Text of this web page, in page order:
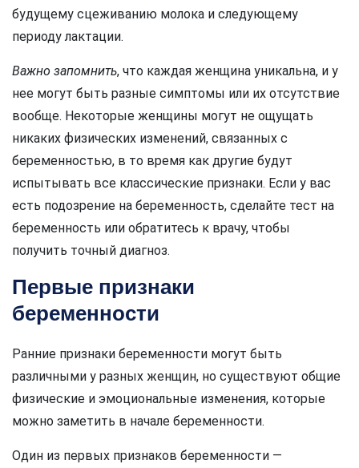
будущему сцеживанию молока и следующему
периоду лактации.
Важно запомнить, что каждая женщина уникальна, и у
нее могут быть разные симптомы или их отсутствие
вообще. Некоторые женщины могут не ощущать
никаких физических изменений, связанных с
беременностью, в то время как другие будут
испытывать все классические признаки. Если у вас
есть подозрение на беременность, сделайте тест на
беременность или обратитесь к врачу, чтобы
получить точный диагноз.
Первые признаки
беременности
Ранние признаки беременности могут быть
различными у разных женщин, но существуют общие
физические и эмоциональные изменения, которые
можно заметить в начале беременности.
Один из первых признаков беременности —